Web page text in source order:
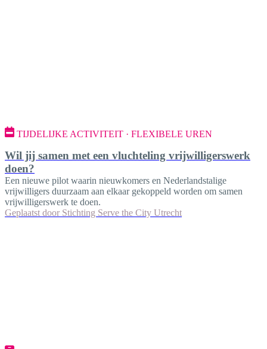
TIJDELIJKE ACTIVITEIT · FLEXIBELE UREN
Wil jij samen met een vluchteling vrijwilligerswerk
doen?
Een nieuwe pilot waarin nieuwkomers en Nederlandstalige
vrijwilligers duurzaam aan elkaar gekoppeld worden om samen
vrijwilligerswerk te doen.
Geplaatst door Stichting Serve the City Utrecht